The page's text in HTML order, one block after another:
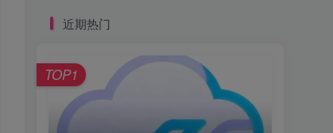
近期热门
TOP1